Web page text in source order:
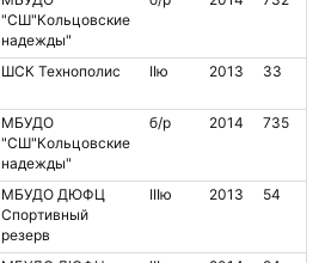
"СШ"Кольцовские
надежды"
ШСК Технополис IIю 2013 33
МБУДО
"СШ"Кольцовские
надежды"
б/р 2014 735
МБУДО ДЮФЦ
Спортивный
резерв
IIIю 2013 54